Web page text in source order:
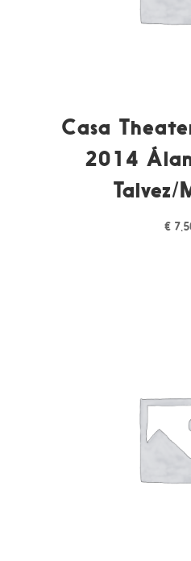
Casa
2014
Talvez/
€